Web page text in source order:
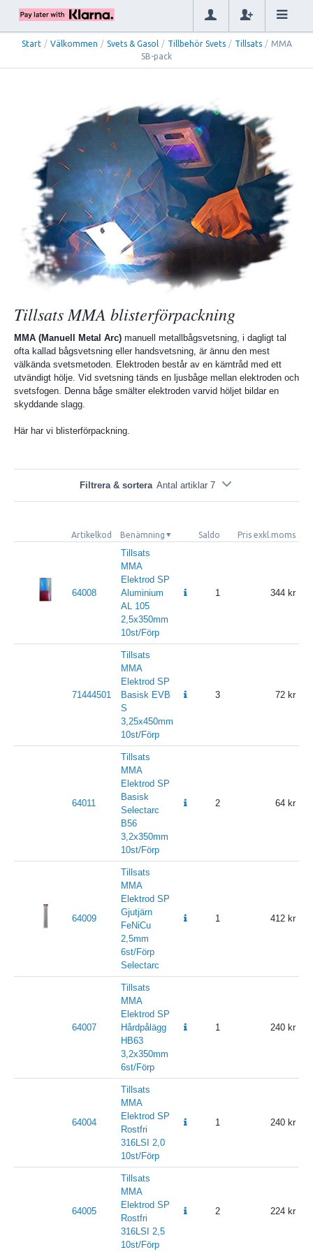
Start / Välkommen / Svets & Gasol / Tillbehör Svets / Tillsats / MMA
SB-pack
Tillsats MMA blisterförpackning
MMA (Manuell Metal Arc) manuell metallbågsvetsning, i dagligt tal
ofta kallad bågsvetsning eller handsvetsning, är ännu den mest
välkända svetsmetoden. Elektroden består av en kärntråd med ett
utvändigt hölje. Vid svetsning tänds en ljusbåge mellan elektroden och
svetsfogen. Denna båge smälter elektroden varvid höljet bildar en
skyddande slagg.
Här har vi blisterförpackning.
Filtrera & sortera Antal artiklar 7
Artikelkod Benämning Saldo Pris exkl.moms
64008
Tillsats
MMA
Elektrod SP
Aluminium
AL 105
2,5x350mm
10st/Förp
1 344
71444501
Tillsats
MMA
Elektrod SP
Basisk EVB
S
3,25x450mm
10st/Förp
3 72
64011
Tillsats
MMA
Elektrod SP
Basisk
Selectarc
B56
3,2x350mm
10st/Förp
2 64
64009
Tillsats
MMA
Elektrod SP
Gjutjärn
FeNiCu
2,5mm
6st/Förp
Selectarc
1 412
64007
Tillsats
MMA
Elektrod SP
Hårdpålägg
HB63
3,2x350mm
6st/Förp
1 240
64004
Tillsats
MMA
Elektrod SP
Rostfri
316LSI 2,0
10st/Förp
1 240
64005
Tillsats
MMA
Elektrod SP
Rostfri
316LSI 2,5
10st/Förp
2 224